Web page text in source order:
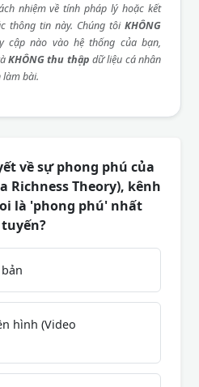
nhiệm về tính pháp lý hoặc kết
thông tin này. Chúng tôi KHÔNG
cập nào vào hệ thống của bạn,
KHÔNG thu thập dữ liệu cá nhân
bài.
về sự phong phú của
Richness Theory), kênh
là 'phong phú' nhất
hình (Video